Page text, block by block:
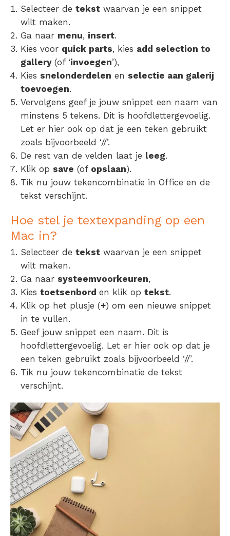
Selecteer de tekst waarvan je een snippet
wilt maken.
Ga naar menu, insert.
Kies voor quick parts, kies add selection to
gallery (of ‘invoegen’),
Kies snelonderdelen en selectie aan galerij
toevoegen.
Vervolgens geef je jouw snippet een naam van
minstens 5 tekens. Dit is hoofdlettergevoelig.
Let er hier ook op dat je een teken gebruikt
zoals bijvoorbeeld ‘//’.
De rest van de velden laat je leeg.
Klik op save (of opslaan).
Tik nu jouw tekencombinatie in Office en de
tekst verschijnt.
Hoe stel je textexpanding op een
Mac in?
Selecteer de tekst waarvan je een snippet
wilt maken.
Ga naar systeemvoorkeuren,
Kies toetsenbord en klik op tekst.
Klik op het plusje (+) om een nieuwe snippet
in te vullen.
Geef jouw snippet een naam. Dit is
hoofdlettergevoelig. Let er hier ook op dat je
een teken gebruikt zoals bijvoorbeeld ‘//’.
Tik nu jouw tekencombinatie de tekst
verschijnt.